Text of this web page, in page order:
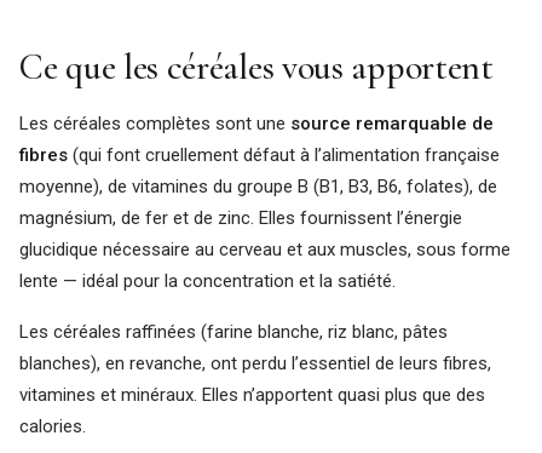
Ce que les céréales vous apportent
Les céréales complètes sont une source remarquable de
fibres (qui font cruellement défaut à l’alimentation française
moyenne), de vitamines du groupe B (B1, B3, B6, folates), de
magnésium, de fer et de zinc. Elles fournissent l’énergie
glucidique nécessaire au cerveau et aux muscles, sous forme
lente — idéal pour la concentration et la satiété.
Les céréales raffinées (farine blanche, riz blanc, pâtes
blanches), en revanche, ont perdu l’essentiel de leurs fibres,
vitamines et minéraux. Elles n’apportent quasi plus que des
calories.